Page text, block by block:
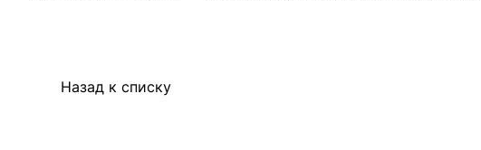
Назад к списку